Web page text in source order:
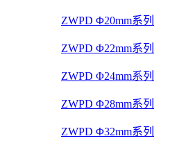
ZWPD Φ20mm系列
ZWPD Φ22mm系列
ZWPD Φ24mm系列
ZWPD Φ28mm系列
ZWPD Φ32mm系列